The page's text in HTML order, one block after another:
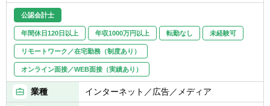
・20代の管理職登用実績あり
・時差出勤可能
テレワーク：1日～5日/週（在宅勤務メイン、
臨機応変に出社と在宅勤務を利用可能）
残業時間 ：通常時20～30時間/月、繁忙期
（1～3月）40時間/月（※あくまでも目安とな
公認会計士
年間休日120日以上 年収1000万円以上 転勤なし 未経験可
リモートワーク／在宅勤務（制度あり）
オンライン面接／WEB面接（実績あり）
業種 インターネット／広告／メディア